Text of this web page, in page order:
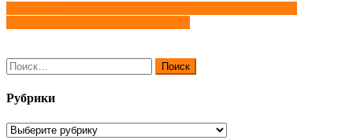
Навигация
по
записям
Найти:
Рубрики
Рубрики